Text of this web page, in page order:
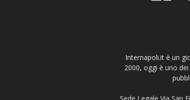
Internapoli.it è un
2000, oggi è uno
Sede Legale Via San